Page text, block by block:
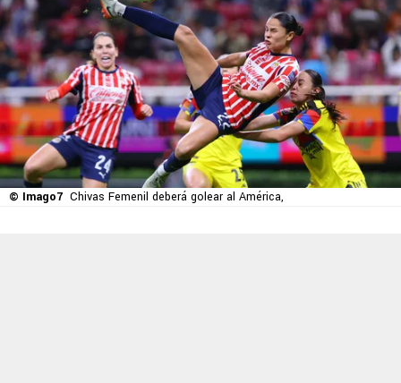
© Imago7 Chivas Femenil deberá golear al América,